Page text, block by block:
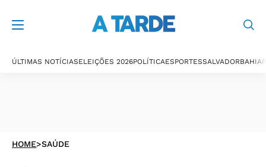
ÚLTIMAS NOTÍCIASELEIÇÕES 2026POLÍTICAESPORTESSALVADORBAHIA
HOME>SAÚDE